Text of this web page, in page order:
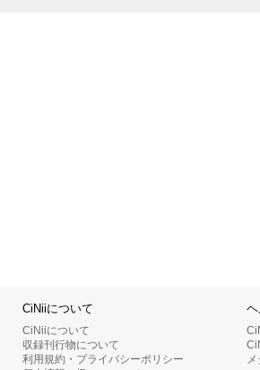
CiNiiについて
CiNiiについて
収録刊行物について
利用規約・プライバシーポリシー